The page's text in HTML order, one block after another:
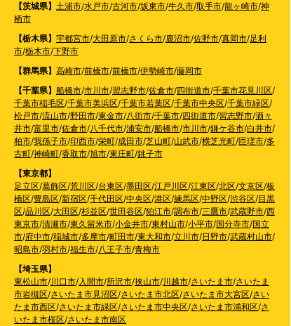
【茨城県】 土浦市/水戸市/古河市/坂東市/牛久市/取手市/龍ヶ崎市/神
栖市
【栃木県】 宇都宮市/大田原市/さくら市/鹿沼市/佐野市/真岡市/足利
市/栃木市/下野市
【群馬県】 高崎市/前橋市/前橋市/伊勢崎市/藤岡市
【千葉県】 船橋市/市川市/習志野市/佐倉市/四街道市/千葉市花見川区/
千葉市稲毛区/千葉市美浜区/千葉市若葉区/千葉市中央区/千葉市緑区/
松戸市/流山市/野田市/東金市/八街市/千葉市/四街道市/習志野市/酒々
井市/富里市/佐倉市/八千代市/浦安市/船橋市/市川市/鎌ケ谷市/白井市/
柏市/我孫子市/印西市/栄町/成田市/芝山町/山武市/横芝光町/匝瑳市/多
古町/神崎町/香取市/旭市/東庄町/銚子市
【東京都】
足立区/葛飾区/荒川区/台東区/墨田区/江戸川区/江東区/北区/文京区/板
橋区/豊島区/新宿区/千代田区/中央区/港区/練馬区/中野区/渋谷区/目黒
区/品川区/大田区/杉並区/世田谷区/狛江市/調布市/三鷹市/武蔵野市/西
東京市/清瀬市/東久留米市/小金井市/東村山市/小平市/国分寺市/国立
市/府中市/稲城市/多摩市/町田市/東大和市/立川市/日野市/武蔵村山市/
昭島市/羽村市/福生市/八王子市/青梅市
【埼玉県】
東松山市/川口市/入間市/所沢市/挟山市/川越市/さいたま市/さいたま
市岩槻区/さいたま市見沼区/さいたま市北区/さいたま市大宮区/さい
たま市西区/さいたま市緑区/さいたま市中央区/さいたま市浦和区/さ
いたま市桜区/さいたま市南区